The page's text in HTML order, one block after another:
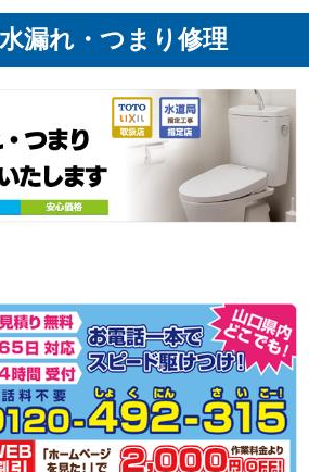
漏れ・つまり修理